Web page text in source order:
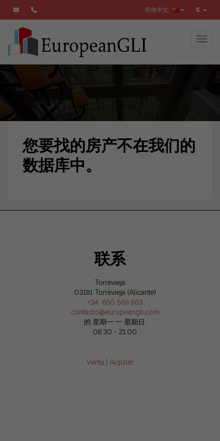
€
简体中文
您要找的房产不在我们的
数据库中。
联系
Torrevieja
03181 Torrevieja (Alicante)
+34 650 569 863
contacto@europeangli.com
的 星期一 一 星期日:
08:30 - 21:00
Venta Alquiler